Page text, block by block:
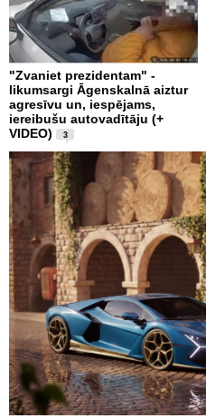
"Zvaniet prezidentam" -
likumsargi Āgenskalnā aiztur
agresīvu un, iespējams,
iereibušu autovadītāju (+
VIDEO)
3